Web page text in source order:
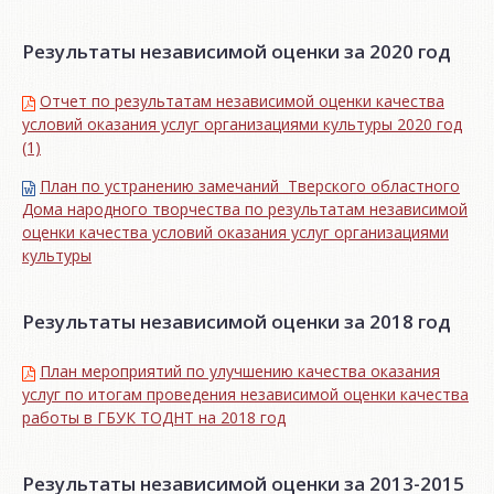
Результаты независимой оценки за 2020 год
Отчет по результатам независимой оценки качества
условий оказания услуг организациями культуры 2020 год
(1)
План по устранению замечаний Тверского областного
Дома народного творчества по результатам независимой
оценки качества условий оказания услуг организациями
культуры
Результаты независимой оценки за 2018 год
План мероприятий по улучшению качества оказания
услуг по итогам проведения независимой оценки качества
работы в ГБУК ТОДНТ на 2018 год
Результаты независимой оценки за 2013-2015